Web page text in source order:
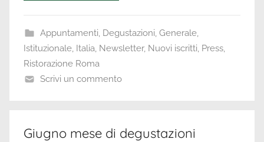
Appuntamenti Degustazioni Generale,
Istituzionale Italia Newsletter, Nuovi iscritti Press
Ristorazione Roma
Scrivi un commento
Giugno mese di degustazioni